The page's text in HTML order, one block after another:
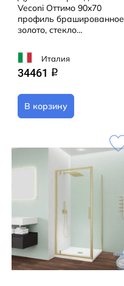
Veconi Оттимо 90x70
профиль брашированное
золото, стекло
9070-01-C9 (без поддона)
Италия
34461 q
В корзину